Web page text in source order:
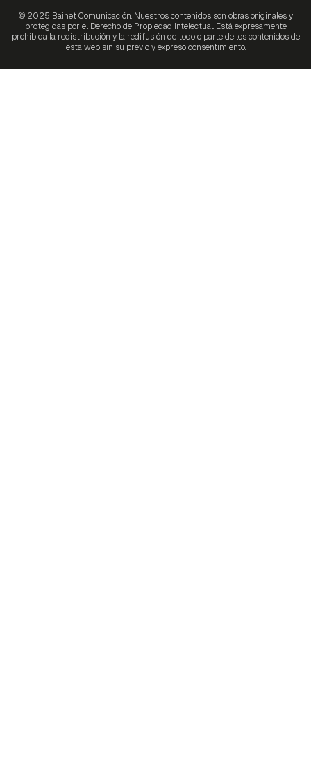
© 2025 Bainet Comunicación. Nuestros contenidos son obras originales y
protegidas por el Derecho de Propiedad Intelectual. Está expresamente
prohibida la redistribución y la redifusión de todo o parte de los contenidos de
esta web sin su previo y expreso consentimiento.